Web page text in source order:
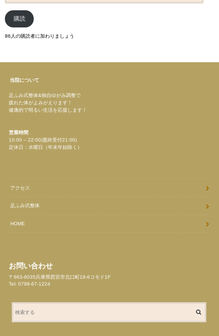
ル
ア
ド
レ
購読
86人の購読者に加わりましょう
当院について
足ふみ式整体&独自ゆがみ調整で
疲れた体がよみがえります！
健康的で明るい生活を応援します！
営業時間
10:00 – 22:00(最終受付21:00)
定休日：水曜日（年末年始除く）
アクセス
足ふみ式整体
HOME
お問い合わせ
〒663-8035兵庫県西宮市北口町19-6コモド1F
Tel: 0798-67-1224